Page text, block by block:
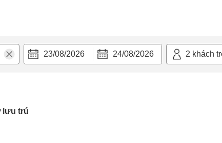
23/08/2026 24/08/2026 2 khách
lưu trú